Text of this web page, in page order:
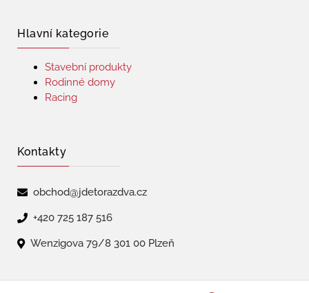
Hlavní kategorie
Stavební produkty
Rodinné domy
Racing
Kontakty
obchod@jdetorazdva.cz
+420 725 187 516
Wenzigova 79/8 301 00 Plzeň